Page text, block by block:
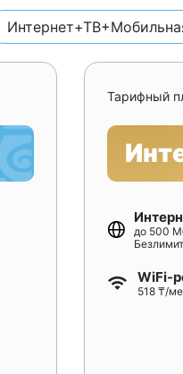
Тарифный
до 500
Безлимит
WiFi-
518 ₸/